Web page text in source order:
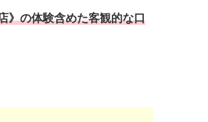
》の体験含めた客観的な口